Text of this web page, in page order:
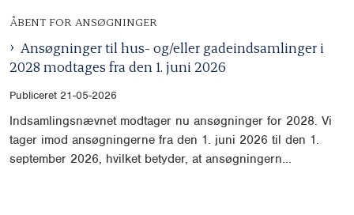
ÅBENT FOR ANSØGNINGER
Ansøgninger til hus- og/eller gadeindsamlinger i
2028 modtages fra den 1. juni 2026
Publiceret 21-05-2026
Indsamlingsnævnet modtager nu ansøgninger for 2028. Vi
tager imod ansøgningerne fra den 1. juni 2026 til den 1.
september 2026, hvilket betyder, at ansøgningern...